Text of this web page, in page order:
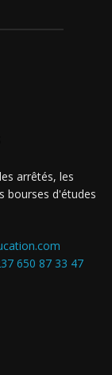
arrêtés, les
bourses d'études
650 87 33 47